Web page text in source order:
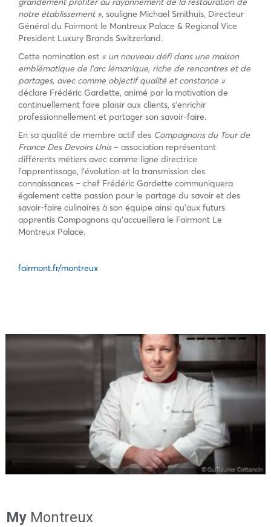
notre établissement », souligne Michael Smithuis, Directeur
Général du Fairmont le Montreux Palace & Regional Vice
President Luxury Brands Switzerland.
Cette nomination est « un nouveau défi dans une maison
emblématique de l’arc lémanique, riche de rencontres et de
partages, avec comme objectif qualité et constance »
déclare Frédéric Gardette, animé par la motivation de
continuellement faire plaisir aux clients, s’enrichir
professionnellement et partager son savoir-faire.
En sa qualité de membre actif des Compagnons du Tour de
France Des Devoirs Unis– association représentant
différents métiers avec comme ligne directrice
l’apprentissage, l’évolution et la transmission des
connaissances – chef Frédéric Gardette communiquera
également cette passion pour le partage du savoir et des
savoir-faire culinaires à son équipe ainsi qu’aux futurs
apprentis Compagnons qu’accueillera le Fairmont Le
Montreux Palace.
fairmont.fr/montreux
My Montreux